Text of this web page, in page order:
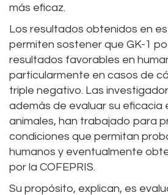
más eficaz.
Los resultados obtenidos en
permiten sostener que GK-1
resultados favorables en
particularmente en casos de
triple negativo. Las
además de evaluar su eficacia
animales, han trabajado para
condiciones que permitan
humanos y eventualmente
por la COFEPRIS.
Su propósito, explican, es